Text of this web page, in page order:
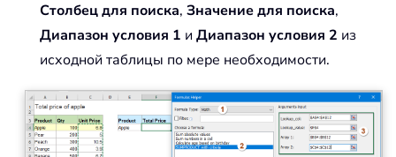
Столбец для поиска, Значение для поиска,
Диапазон условия 1 и Диапазон условия 2 из
исходной таблицы по мере необходимости.